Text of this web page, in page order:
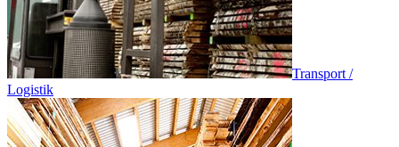
Transport /
Logistik